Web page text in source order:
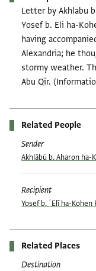
Letter by Akhlabu
Yosef b. Eli ha-
having
Alexandria; he
stormy weather.
Abu Qir.
Related People
Sender
Akhlābū b. Aharon ha-
Recipient
Yosef b. ʿElī ha-Kohen
Related Places
Destination